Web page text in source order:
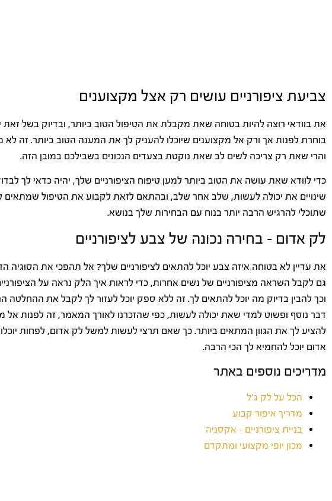
צביעת ציפורניים עושים רק אצל מקצוענים
את בוודאי רוצה להיות בטוחה שאת מקבלת את הטיפול הטוב ביותר, ובדיוק בשל
בוחרת לפנות אך ורק אל מקצוענים שיוכלו להעניק לך את המענה הטוב ביותר. זה לא
והרי שאת רק צריכה לשים לב שאת נוקטת בצעדים הנכונים בשבילכם במובן הזה.
כדי לוודא שאת עושה את הטוב ביותר למען טיפוח הציפורניים שלך, יהיה כדאי לך
שינויים את יכולה לעשות, שלב אחר שלב, ובהתאם לזאת לקבוע את הטיפול שמתאים
שתוכלי להרגיש הרבה יותר בנוח עם הבחירות שלך בנושא.
לק אדום – בחירה נכונה של צבע לציפורניים
את עדיין לא בטוחה איזה צבע יוכל להתאים לציפורניים שלך? אל תהפכי את הסוגיה
גם לקבל השראה מציפורניים של נשים אחרות, כדי לראות איך הלק נראה על
וכך להבין בדיוק מה יוכל להתאים לך. זה ללא ספק יוכל לעזור לך לקבל את ההחלטה
דבר נוסף ופשוט למדי שאת יכולה לעשות, כפי שהזכרנו לאורך המאמר, זה לפנות אל
להציע לך את הגוון המתאים ביותר. כך שאם תרצי לעשות למשל לק אדום, לפחות יוכלו
אדום יוכל להחמיא לך הכי הרבה.
מדריכים נוספים באתר
הכל על לק ג'ל
מדריך איפור קבוע
בניית ציפורניים – אקסניה
מכון יופי מקצועי ומתקדם